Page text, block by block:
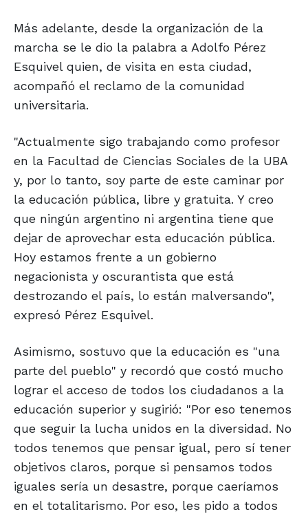
Más adelante, desde la organización de la
marcha se le dio la palabra a Adolfo Pérez
Esquivel quien, de visita en esta ciudad,
acompañó el reclamo de la comunidad
universitaria.
"Actualmente sigo trabajando como profesor
en la Facultad de Ciencias Sociales de la UBA
y, por lo tanto, soy parte de este caminar por
la educación pública, libre y gratuita. Y creo
que ningún argentino ni argentina tiene que
dejar de aprovechar esta educación pública.
Hoy estamos frente a un gobierno
negacionista y oscurantista que está
destrozando el país, lo están malversando",
expresó Pérez Esquivel.
Asimismo, sostuvo que la educación es "una
parte del pueblo" y recordó que costó mucho
lograr el acceso de todos los ciudadanos a la
educación superior y sugirió: "Por eso tenemos
que seguir la lucha unidos en la diversidad. No
todos tenemos que pensar igual, pero sí tener
objetivos claros, porque si pensamos todos
iguales sería un desastre, porque caeríamos
en el totalitarismo. Por eso, les pido a todos